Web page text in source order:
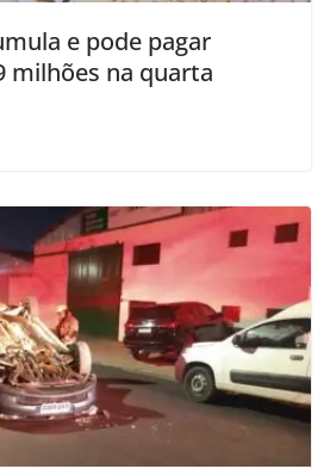
e pode pagar
milhões na quarta